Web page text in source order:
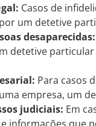
Casos de
um detetive
desaparecidas:
detetive
Para casos
empresa, um
judiciais: Em